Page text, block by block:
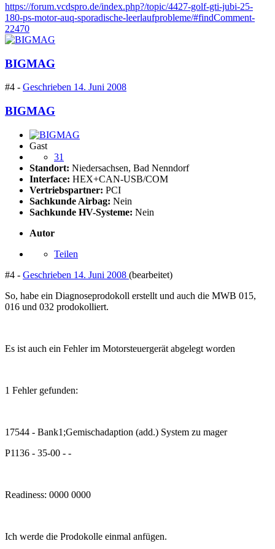
https://forum.vcdspro.de/index.php?/topic/4427-golf-gti-jubi-25-
180-ps-motor-auq-sporadische-leerlaufprobleme/#findComment-
22470
BIGMAG
#4 - Geschrieben 14. Juni 2008
BIGMAG
Gast
31
Standort: Niedersachsen, Bad Nenndorf
Interface: HEX+CAN-USB/COM
Vertriebspartner: PCI
Sachkunde Airbag: Nein
Sachkunde HV-Systeme: Nein
Autor
Teilen
#4 - Geschrieben 14. Juni 2008 (bearbeitet)
So, habe ein Diagnoseprodokoll erstellt und auch die MWB 015,
016 und 032 prodokolliert.
Es ist auch ein Fehler im Motorsteuergerät abgelegt worden
1 Fehler gefunden:
17544 - Bank1;Gemischadaption (add.) System zu mager
P1136 - 35-00 - -
Readiness: 0000 0000
Ich werde die Prodokolle einmal anfügen.